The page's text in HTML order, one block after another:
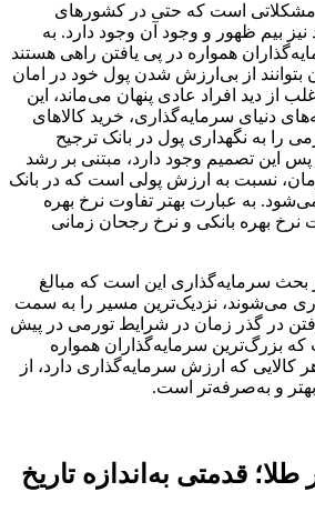
است که حتی در کشورهای
نیز بیم ظهور و وجود آن وجود دارد. به
همواره در پی یافتن راهی هستند
بتوانند از بی‌ارزش شدن پول خود در امان
از دید افراد عادی پنهان می‌ماند، این
دنیای سرمایه‌گذاری، خرید کالاهای
را به نگهداری پول در بانک ترجیح
این تصمیم وجود دارد، مبتنی بر رشد
نسبت به ارزش پولی است که در بانک
به عبارت بهتر تفاوت نرخ بهره
نرخ بهره بانکی و نرخ رجحان زمانی
سرمایه‌گذاری این است که مبالغ
می‌شوند، نزدیک‌ترین مسیر را به سمت
در گذر زمان در شرایط تورمی در پیش
که بزر‌گ‌ترین سرمایه‌گذاران همواره
کالایی که ارزش سرمایه‌گذاری دارد، از
و به‌صرفه‌تر است.
قدمتی به‌اندازه تاریخ